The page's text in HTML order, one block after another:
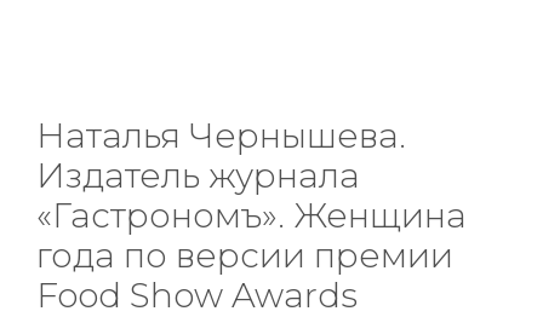
Наталья Чернышева.
Издатель журнала
«Гастрономъ». Женщина
года по версии премии
Food Show Awards